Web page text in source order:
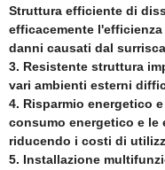
Struttura efficiente di
efficacemente
danni causati dal
3. Resistente struttura
vari ambienti esterni
4. Risparmio energetico
consumo energetico e
riducendo i costi di
5. Installazione